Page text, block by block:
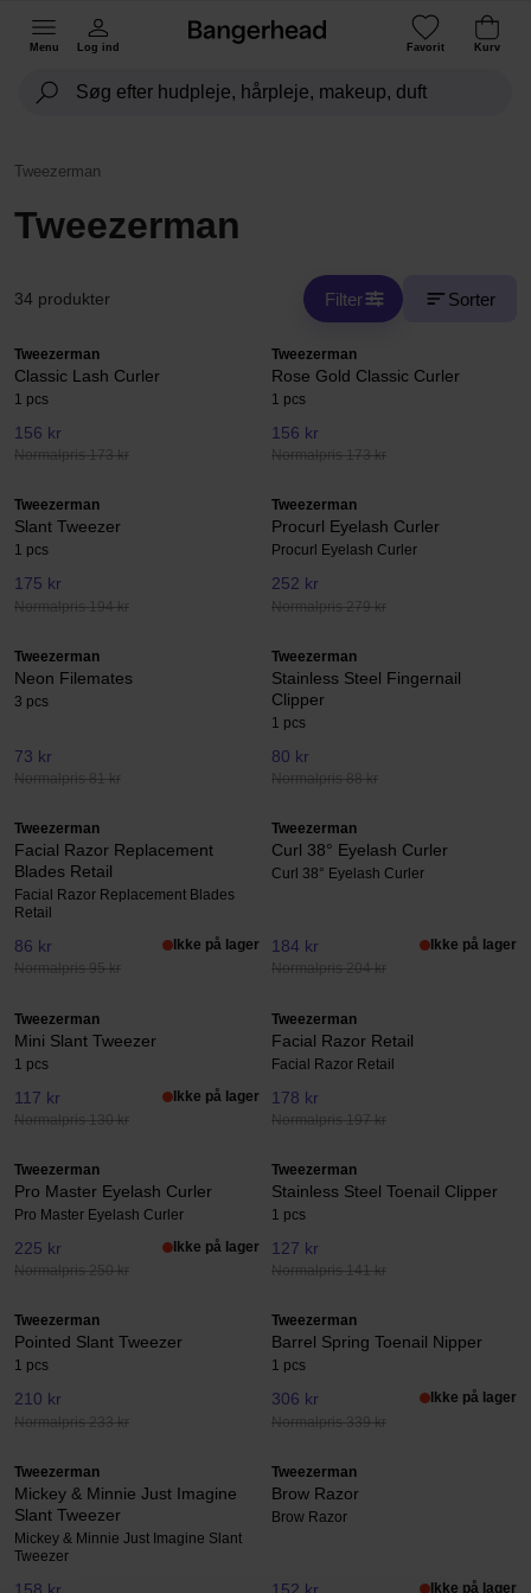
Menu Log ind Favorit Kurv
Tweezerman
Tweezerman
34 produkter Filter Sorter
Tweezerman
Classic Lash Curler
1 pcs
156 kr
Normalpris 173 kr
Tweezerman
Rose Gold Classic Curler
1 pcs
156 kr
Normalpris 173 kr
Tweezerman
Slant Tweezer
1 pcs
175 kr
Normalpris 194 kr
Tweezerman
Procurl Eyelash Curler
Procurl Eyelash Curler
252 kr
Normalpris 279 kr
Tweezerman
Neon Filemates
3 pcs
73 kr
Normalpris 81 kr
Tweezerman
Stainless Steel Fingernail
Clipper
1 pcs
80 kr
Normalpris 88 kr
Tweezerman
Facial Razor Replacement
Blades Retail
Facial Razor Replacement Blades
Retail
86 kr
Normalpris 95 kr
Ikke på lager
Tweezerman
Curl 38° Eyelash Curler
Curl 38° Eyelash Curler
184 kr
Normalpris 204 kr
Ikke på lager
Tweezerman
Mini Slant Tweezer
1 pcs
117 kr
Normalpris 130 kr
Ikke på lager
Tweezerman
Facial Razor Retail
Facial Razor Retail
178 kr
Normalpris 197 kr
Tweezerman
Pro Master Eyelash Curler
Pro Master Eyelash Curler
225 kr
Normalpris 250 kr
Ikke på lager
Tweezerman
Stainless Steel Toenail Clipper
1 pcs
127 kr
Normalpris 141 kr
Tweezerman
Pointed Slant Tweezer
1 pcs
210 kr
Normalpris 233 kr
Tweezerman
Barrel Spring Toenail Nipper
1 pcs
306 kr
Normalpris 339 kr
Ikke på lager
Tweezerman
Mickey & Minnie Just Imagine
Slant Tweezer
Mickey & Minnie Just Imagine Slant
Tweezer
158 kr
Tweezerman
Brow Razor
Brow Razor
152 kr Ikke på lager